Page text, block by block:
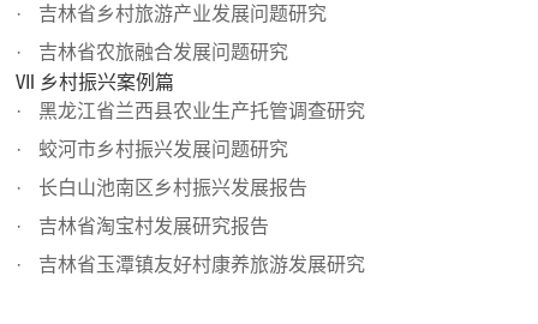
吉林省乡村旅游产业发展问题研究
吉林省农旅融合发展问题研究
Ⅶ 乡村振兴案例篇
黑龙江省兰西县农业生产托管调查研究
蛟河市乡村振兴发展问题研究
长白山池南区乡村振兴发展报告
吉林省淘宝村发展研究报告
吉林省玉潭镇友好村康养旅游发展研究